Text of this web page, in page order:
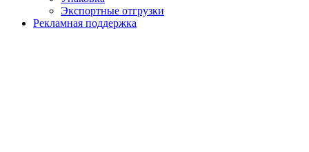
Экспортные отгрузки
Рекламная поддержка